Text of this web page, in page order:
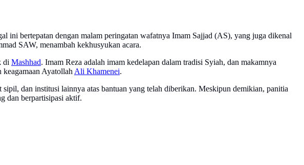
ini bertepatan dengan malam peringatan wafatnya Imam Sajjad (AS), yang juga dikenal
SAW, menambah kekhusyukan acara.
di Mashhad. Imam Reza adalah imam kedelapan dalam tradisi Syiah, dan makamnya
Ayatollah Ali Khamenei.
dan institusi lainnya atas bantuan yang telah diberikan. Meskipun demikian, panitia
dan berpartisipasi aktif.